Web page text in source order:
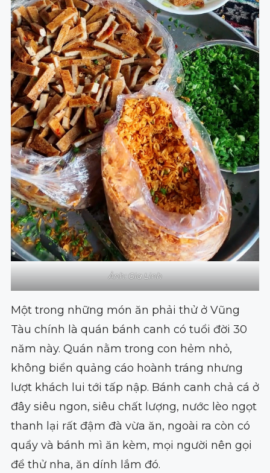
Ảnh: Gia Linh
Một trong những món ăn phải thử ở Vũng
Tàu chính là quán bánh canh có tuổi đời 30
năm này. Quán nằm trong con hẻm nhỏ,
không biển quảng cáo hoành tráng nhưng
lượt khách lui tới tấp nập. Bánh canh chả cá ở
đây siêu ngon, siêu chất lượng, nước lèo ngọt
thanh lại rất đậm đà vừa ăn, ngoài ra còn có
quẩy và bánh mì ăn kèm, mọi người nên gọi
để thử nha, ăn dính lắm đó.